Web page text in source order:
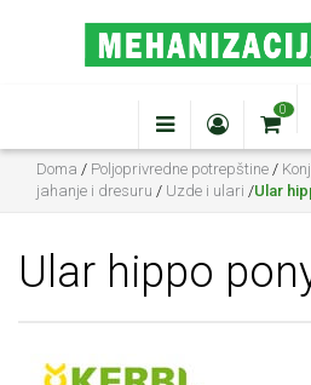
0
Doma / Poljoprivredne potrepštine /
jahanje i dresuru / Uzde i ulari /Ular
Ular hippo